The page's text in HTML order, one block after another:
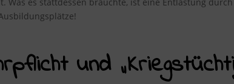
Was es stattdessen bräuchte, ist eine Entlastung
und